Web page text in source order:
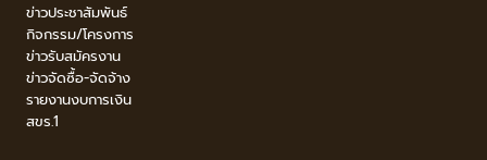
ข่าวประชาสัมพันธ์
กิจกรรม/โครงการ
ข่าวรับสมัครงาน
ข่าวจัดซื้อ-จัดจ้าง
รายงานงบการเงิน
สขร.1